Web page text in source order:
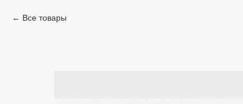
Все товары